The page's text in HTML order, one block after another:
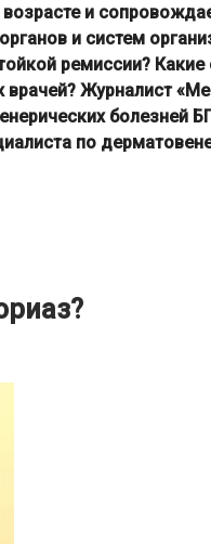
и
и систем
ремиссии?
врачей? Журналист
болезней
по